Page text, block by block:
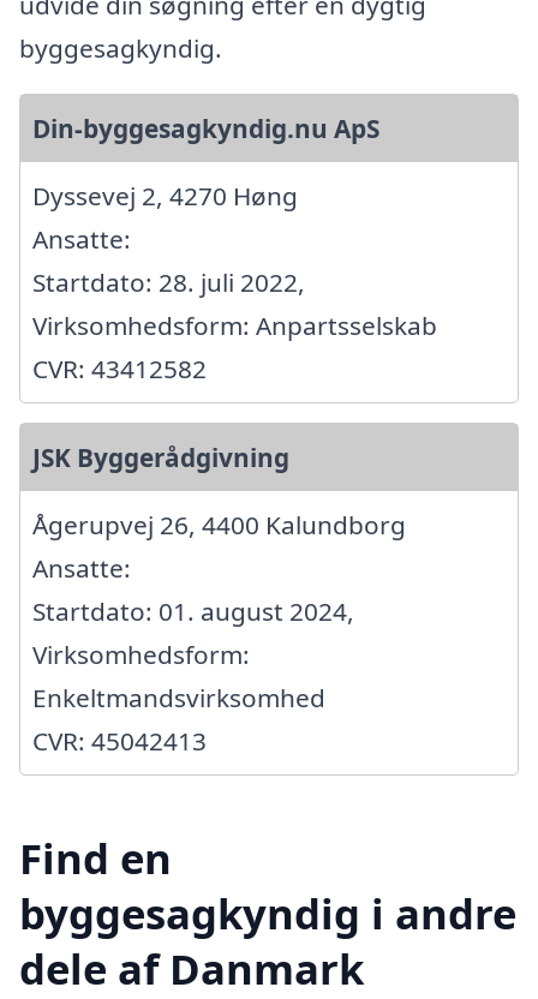
byggesagkyndig.
Din-byggesagkyndig.nu ApS
Dyssevej 2, 4270 Høng
Ansatte:
Startdato: 28. juli 2022,
Virksomhedsform: Anpartsselskab
CVR: 43412582
JSK Byggerådgivning
Ågerupvej 26, 4400 Kalundborg
Ansatte:
Startdato: 01. august 2024,
Virksomhedsform:
Enkeltmandsvirksomhed
CVR: 45042413
Find en
byggesagkyndig i andre
dele af Danmark